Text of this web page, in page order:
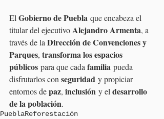
El Gobierno de Puebla que encabeza el
titular del ejecutivo Alejandro Armenta, a
través de la Dirección de Convenciones y
Parques, transforma los espacios
públicos para que cada familia pueda
disfrutarlos con seguridad y propiciar
entornos de paz, inclusión y el desarrollo
de la población.
PueblaReforestación